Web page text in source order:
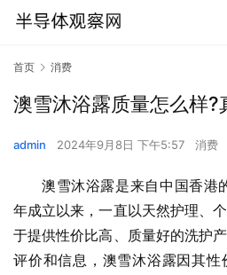
首页 消费
澳雪沐浴露质量怎么样?
admin 2024年9月8日 下午5:57 消费
澳雪沐浴露是来自中国香港
年成立以来，一直以天然护理、
于提供性价比高、质量好的洗护
评价和信息，澳雪沐浴露因其